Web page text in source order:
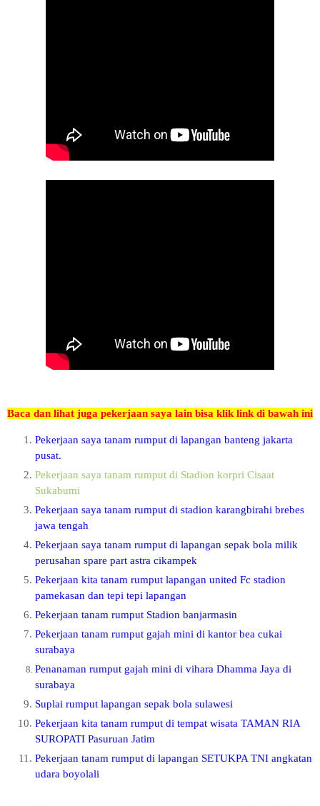
Baca dan lihat juga pekerjaan saya lain bisa klik link di bawah ini
Pekerjaan saya tanam rumput di lapangan banteng jakarta
pusat.
Pekerjaan saya tanam rumput di Stadion korpri Cisaat
Sukabumi
Pekerjaan saya tanam rumput di stadion karangbirahi brebes
jawa tengah
Pekerjaan saya tanam rumput di lapangan sepak bola milik
perusahan spare part astra cikampek
Pekerjaan kita tanam rumput lapangan united Fc stadion
pamekasan dan tepi tepi lapangan
Pekerjaan tanam rumput Stadion banjarmasin
Pekerjaan tanam rumput gajah mini di kantor bea cukai
surabaya
Penanaman rumput gajah mini di vihara Dhamma Jaya di
surabaya
Suplai rumput lapangan sepak bola sulawesi
Pekerjaan kita tanam rumput di tempat wisata TAMAN RIA
SUROPATI Pasuruan Jatim
Pekerjaan tanam rumput di lapangan SETUKPA TNI angkatan
udara boyolali